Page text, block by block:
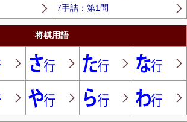
7手詰：第1問
将棋用語